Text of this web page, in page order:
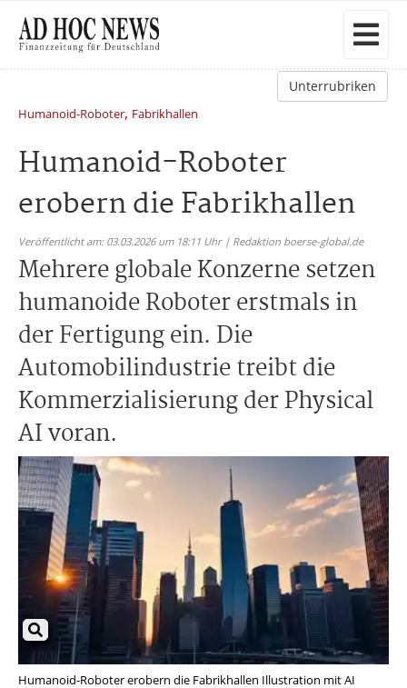
Unterrubriken
Humanoid-Roboter, Fabrikhallen
Humanoid-Roboter
erobern die Fabrikhallen
Veröffentlicht am: 03.03.2026 um 18:11 Uhr | Redaktion boerse-global.de
Mehrere globale Konzerne setzen
humanoide Roboter erstmals in
der Fertigung ein. Die
Automobilindustrie treibt die
Kommerzialisierung der Physical
AI voran.
Humanoid-Roboter erobern die Fabrikhallen Illustration mit AI